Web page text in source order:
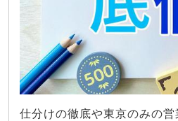
仕分けの徹底や東京のみの